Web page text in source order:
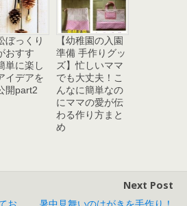
ぼっくり
おすす
単に楽し
イデアを
開part2
【幼稚園の入園
準備 手作りグッ
ズ】忙しいママ
でも大丈夫！こ
んなに簡単なの
にママの愛が伝
わる作り方まと
め
Next Post